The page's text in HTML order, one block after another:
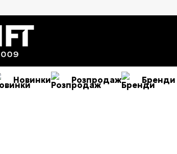
Новинки Розпродаж Бренди